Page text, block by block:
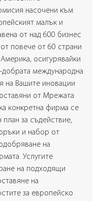
насочени към
малък и
от над 600 бизнес
повече от 60 страни
осигурявайки
добрата международна
на Вашите иновации
от Мрежата
конкретна фирма се
за съдействие,
и набор от
на
Услугите
на подходящи
на
за европейско